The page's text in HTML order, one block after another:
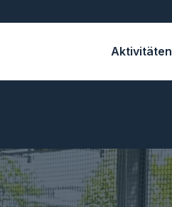
Aktivitäten